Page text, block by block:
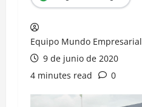
Equipo Mundo Empresarial
9 de junio de 2020
4 minutes read
0